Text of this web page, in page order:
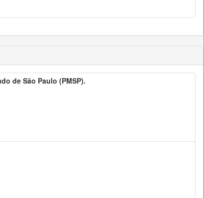
de São Paulo (PMSP).